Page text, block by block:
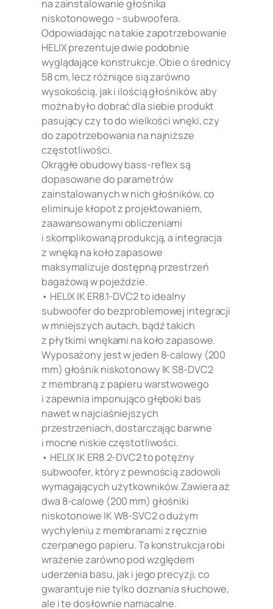
na zainstalowanie głośnika
niskotonowego – subwoofera.
Odpowiadając na takie zapotrzebowanie
HELIX prezentuje dwie podobnie
wyglądające konstrukcje. Obie o średnicy
58 cm, lecz różniące sią zarówno
wysokością, jak i ilością głośników, aby
można było dobrać dla siebie produkt
pasujący czy to do wielkości wnęki, czy
do zapotrzebowania na najniższe
częstotliwości.
Okrągłe obudowy bass-reflex są
dopasowane do parametrów
zainstalowanych w nich głośników, co
eliminuje kłopot z projektowaniem,
zaawansowanymi obliczeniami
i skomplikowaną produkcją, a integracja
z wnęką na koło zapasowe
maksymalizuje dostępną przestrzeń
bagażową w pojeździe.
• HELIX IK ER8.1-DVC2 to idealny
subwoofer do bezproblemowej integracji
w mniejszych autach, bądź takich
z płytkimi wnękami na koło zapasowe.
Wyposażony jest w jeden 8-calowy (200
mm) głośnik niskotonowy IK S8-DVC2
z membraną z papieru warstwowego
i zapewnia imponująco głęboki bas
nawet w najciaśniejszych
przestrzeniach, dostarczając barwne
i mocne niskie częstotliwości.
• HELIX IK ER8.2-DVC2 to potężny
subwoofer, który z pewnością zadowoli
wymagających użytkowników. Zawiera aż
dwa 8-calowe (200 mm) głośniki
niskotonowe IK W8-SVC2 o dużym
wychyleniu z membranami z ręcznie
czerpanego papieru. Ta konstrukcja robi
wrażenie zarówno pod względem
uderzenia basu, jak i jego precyzji, co
gwarantuje nie tylko doznania słuchowe,
ale i te dosłownie namacalne.